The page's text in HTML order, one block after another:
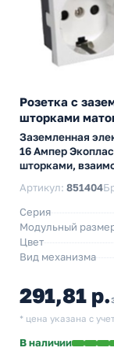
Розетка с
шторками
Заземленная
16 Ампер
шторками,
Артикул: 851404
Серия
Модульный
Цвет
Вид механизма
291,81 р.
* цена указана с
В наличии